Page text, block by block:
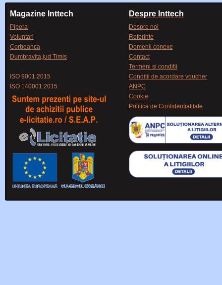
Magazine Inttech
Pipera
Voluntari
Corbeanca
Dumbravita,jud Timis
ISO 9001:2015
ISO 140001:2015
Despre Inttech
Despre noi
Referinte
Domenii conexe
Contact
Termeni si conditii
Conditii de acordare voucher
ANPC
Cookie
Politica de Confidentialitate